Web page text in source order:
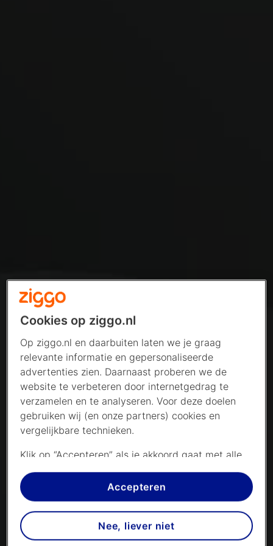
Cookies op ziggo.nl
Op ziggo.nl en daarbuiten laten we je graag
relevante informatie en gepersonaliseerde
advertenties zien. Daarnaast proberen we de
website te verbeteren door internetgedrag te
verzamelen en te analyseren. Voor deze doelen
gebruiken wij (en onze partners) cookies en
vergelijkbare technieken.
Klik op “Accepteren” als je akkoord gaat met alle
cookies. Kies je voor “Nee, liever niet”, dan
plaatsen we alleen strikt noodzakelijke cookies om
de website goed te laten werken. Dat betekent
dat we geen vormen van personalisatie
toepassen.
Accepteren
Nee, liever niet